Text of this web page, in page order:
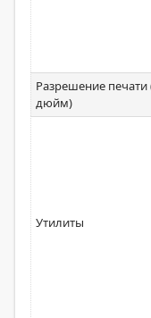
Разрешение печати
дюйм)
Утилиты